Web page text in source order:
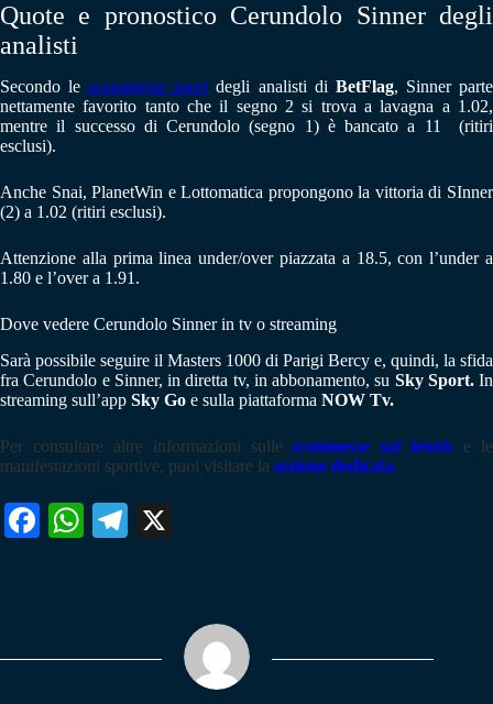
Quote e pronostico Cerundolo Sinner degli
analisti
Secondo lescommesse sport degli analisti di BetFlag, Sinner parte
nettamente favorito tanto che il segno 2 si trova a lavagna a 1.02,
mentre il successo di Cerundolo (segno 1) è bancato a 11 (ritiri
esclusi).
Anche Snai, PlanetWin e Lottomatica propongono la vittoria di SInner
(2) a 1.02 (ritiri esclusi).
Attenzione alla prima linea under/over piazzata a 18.5, con l’under a
1.80 e l’over a 1.91.
Dove vedere Cerundolo Sinner in tv o streaming
Sarà possibile seguire il Masters 1000 di Parigi Bercy e, quindi, la sfida
fra Cerundolo e Sinner, in diretta tv, in abbonamento, su Sky Sport.In
streaming sull’app Sky Go e sulla piattaforma NOW Tv.
Per consultare altre informazioni sulle scommesse sul tennis e le
manifestazioni sportive, puoi visitare la sezione dedicata
Fa W
pp
Te
m